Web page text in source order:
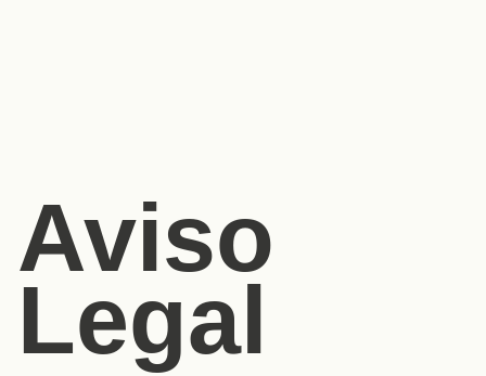
Aviso
Legal